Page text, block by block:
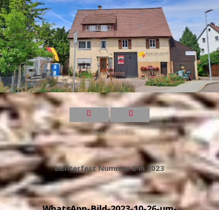
Bild 1 von 14
Lichterfest Nummer 2 in 2023